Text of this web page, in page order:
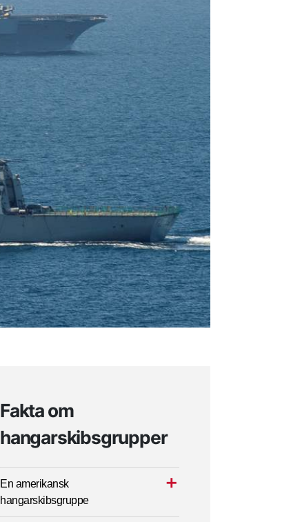
Fakta om
hangarskibsgrupper
En amerikansk
hangarskibsgruppe